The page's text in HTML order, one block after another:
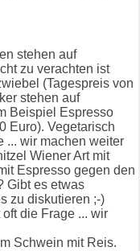
stehen auf
zu verachten ist
(Tagespreis von
stehen auf
Beispiel Espresso
Euro). Vegetarisch
... wir machen weiter
Wiener Art mit
Espresso gegen den
Gibt es etwas
zu diskutieren ;-)
die Frage ... wir
Schwein mit Reis.